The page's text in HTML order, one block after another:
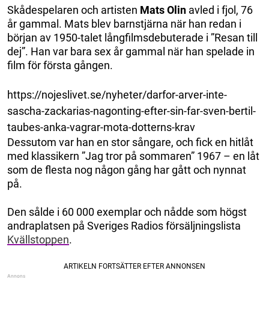
Skådespelaren och artisten Mats Olin avled i fjol, 76
år gammal. Mats blev barnstjärna när han redan i
början av 1950-talet långfilmsdebuterade i ”Resan till
dej”. Han var bara sex år gammal när han spelade in
film för första gången.
https://nojeslivet.se/nyheter/darfor-arver-inte-
sascha-zackarias-nagonting-efter-sin-far-sven-bertil-
taubes-anka-vagrar-mota-dotterns-krav
Dessutom var han en stor sångare, och fick en hitlåt
med klassikern ”Jag tror på sommaren” 1967 – en låt
som de flesta nog någon gång har gått och nynnat
på.
Den sålde i 60 000 exemplar och nådde som högst
andraplatsen på Sveriges Radios försäljningslista
Kvällstoppen.